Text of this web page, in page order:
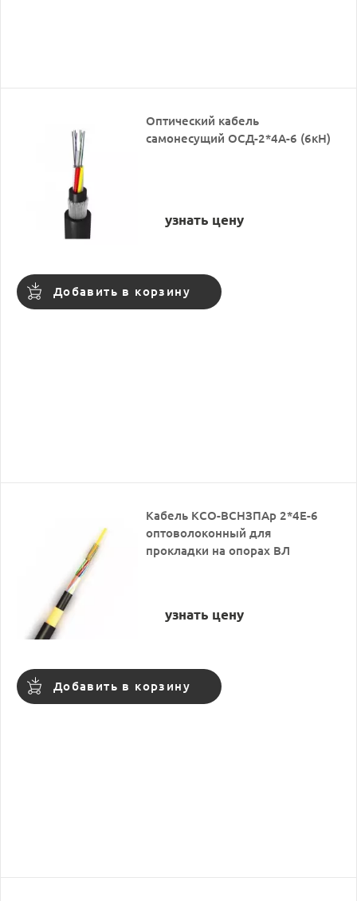
Оптический кабель
самонесущий ОСД-2*4А-6 (6кН)
узнать цену
Добавить в корзину
Кабель КСО-ВСНЗПАр 2*4Е-6
оптоволоконный для
прокладки на опорах ВЛ
узнать цену
Добавить в корзину